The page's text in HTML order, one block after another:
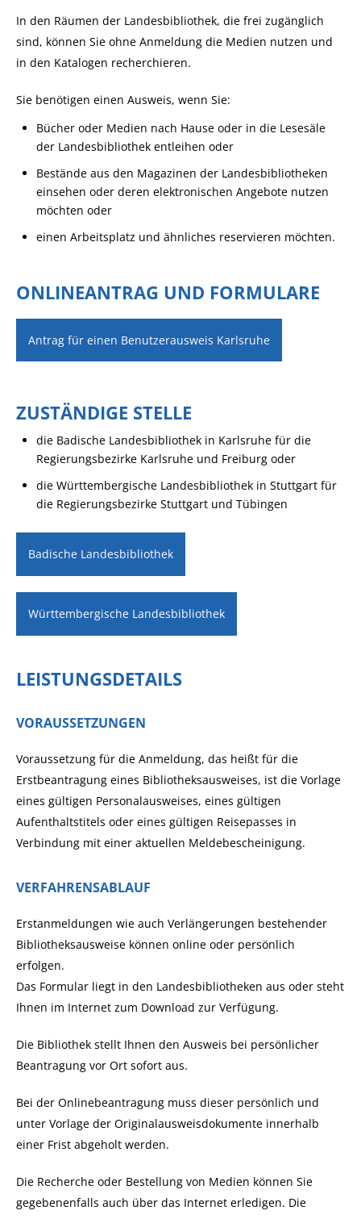
In den Räumen der Landesbibliothek, die frei zugänglich
sind, können Sie ohne Anmeldung die Medien nutzen und
in den Katalogen recherchieren.
Sie benötigen einen Ausweis, wenn Sie:
Bücher oder Medien nach Hause oder in die Lesesäle
der Landesbibliothek entleihen oder
Bestände aus den Magazinen der Landesbibliotheken
einsehen oder deren elektronischen Angebote nutzen
möchten oder
einen Arbeitsplatz und ähnliches reservieren möchten.
ONLINEANTRAG UND FORMULARE
Antrag für einen Benutzerausweis Karlsruhe
ZUSTÄNDIGE STELLE
die Badische Landesbibliothek in Karlsruhe für die
Regierungsbezirke Karlsruhe und Freiburg oder
die Württembergische Landesbibliothek in Stuttgart für
die Regierungsbezirke Stuttgart und Tübingen
Badische Landesbibliothek
Württembergische Landesbibliothek
LEISTUNGSDETAILS
VORAUSSETZUNGEN
Voraussetzung für die Anmeldung, das heißt für die
Erstbeantragung eines Bibliotheksausweises, ist die Vorlage
eines gültigen Personalausweises, eines gültigen
Aufenthaltstitels oder eines gültigen Reisepasses in
Verbindung mit einer aktuellen Meldebescheinigung.
VERFAHRENSABLAUF
Erstanmeldungen wie auch Verlängerungen bestehender
Bibliotheksausweise können online oder persönlich
erfolgen.
Das Formular liegt in den Landesbibliotheken aus oder steht
Ihnen im Internet zum Download zur Verfügung.
Die Bibliothek stellt Ihnen den Ausweis bei persönlicher
Beantragung vor Ort sofort aus.
Bei der Onlinebeantragung muss dieser persönlich und
unter Vorlage der Originalausweisdokumente innerhalb
einer Frist abgeholt werden.
Die Recherche oder Bestellung von Medien können Sie
gegebenenfalls auch über das Internet erledigen. Die